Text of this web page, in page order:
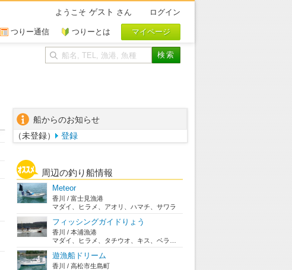
ようこそ ゲスト さん ログイン
つりーとは
つりー通信
船からのお知らせ
（未登録）
登録
周辺の釣り船情報
Meteor
香川 / 富士見漁港
マダイ、ヒラメ、アオリ、ハマチ、サワラ
フィッシングガイドりょう
香川 / 本浦漁港
遊漁船ドリーム
香川 / 高松市生島町